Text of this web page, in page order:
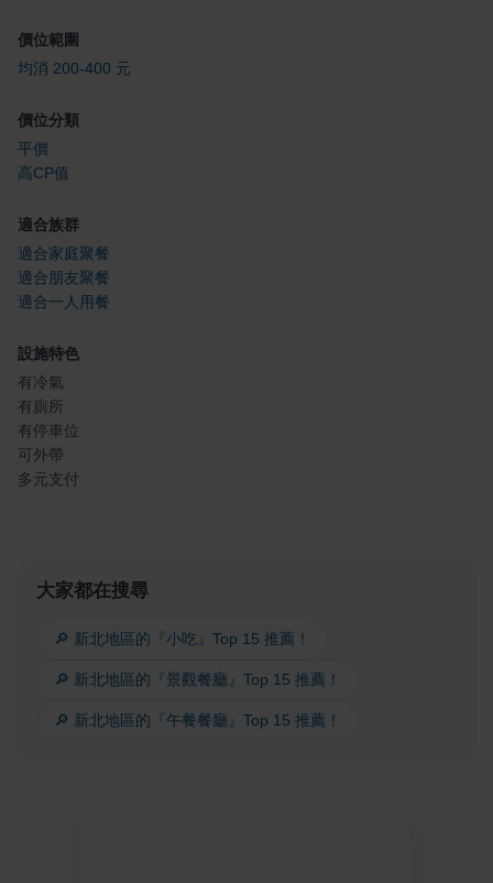
價位範圍
均消 200-400 元
價位分類
平價
高CP值
適合族群
適合家庭聚餐
適合朋友聚餐
適合一人用餐
設施特色
有冷氣
有廁所
有停車位
可外帶
多元支付
大家都在搜尋
🔎 新北地區的『小吃』Top 15 推薦！
🔎 新北地區的『景觀餐廳』Top 15 推薦！
🔎 新北地區的『午餐餐廳』Top 15 推薦！